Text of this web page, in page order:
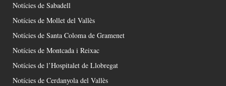
Notícies de Sabadell
Notícies de Mollet del Vallès
Notícies de Santa Coloma de Gramenet
Notícies de Montcada i Reixac
Notícies de l’Hospitalet de Llobregat
Notícies de Cerdanyola del Vallès